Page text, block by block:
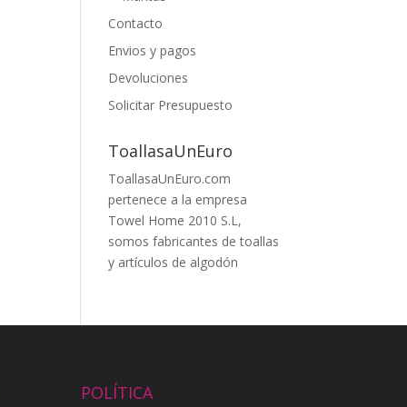
Contacto
Envios y pagos
Devoluciones
Solicitar Presupuesto
ToallasaUnEuro
ToallasaUnEuro.com
pertenece a la empresa
Towel Home 2010 S.L,
somos fabricantes de toallas
y artículos de algodón
POLÍTICA